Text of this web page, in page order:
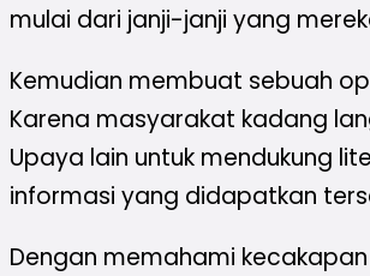
mulai dari janji-janji yang
Kemudian membuat sebuah
Karena masyarakat kadang
Upaya lain untuk mendukung
informasi yang didapatkan
Dengan memahami